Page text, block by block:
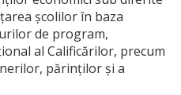
școlilor în baza
de program,
al Calificărilor, precum
părinților și a